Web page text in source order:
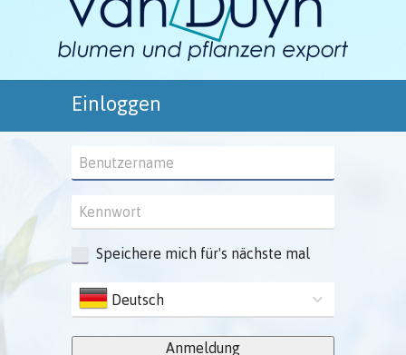
Einloggen
Speichere mich für's nächste mal
Deutsch
Anmeldung